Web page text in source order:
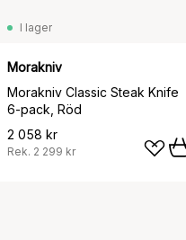
I lager
Morakniv
Morakniv Classic Steak Knife
6-pack, Röd
2 058 kr
Rek. 2 299 kr